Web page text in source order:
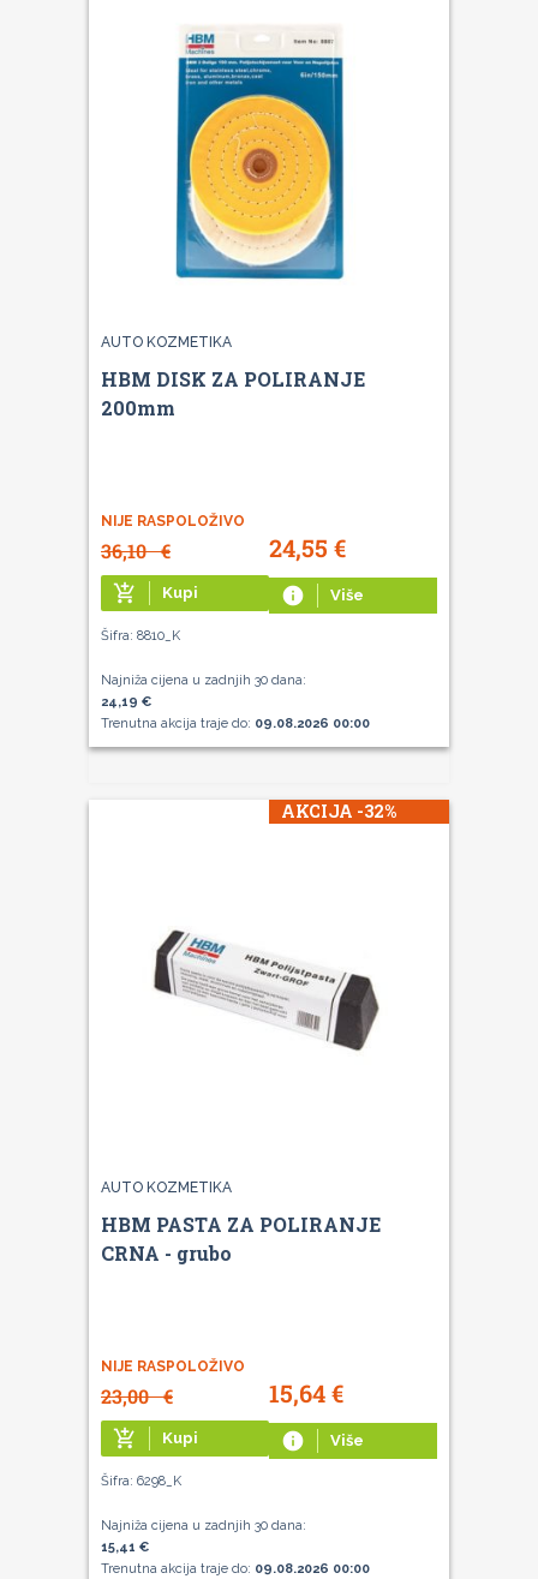
AUTO KOZMETIKA
HBM DISK ZA POLIRANJE
200mm
NIJE RASPOLOŽIVO
36,10€ 24,55 €
add_shopping_cart Kupi info Više
Šifra: 8810_K
Najniža cijena u zadnjih 30 dana:
24,19 €
Trenutna akcija traje do: 09.08.2026 00:00
AKCIJA -32%
AUTO KOZMETIKA
HBM PASTA ZA POLIRANJE
CRNA - grubo
NIJE RASPOLOŽIVO
23,00€ 15,64€
add_shopping_cart Kupi info Više
Šifra: 6298_K
Najniža cijena u zadnjih 30 dana:
15,41 €
Trenutna akcija traje do: 09.08.2026 00:00